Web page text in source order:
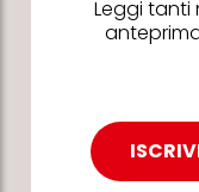
Leggi tanti